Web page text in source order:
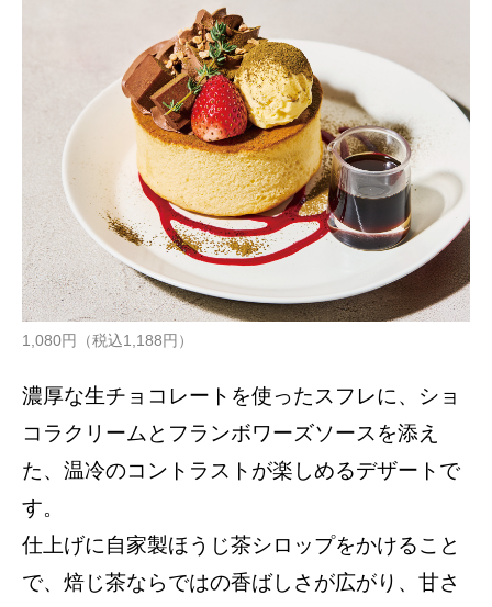
1,080円（税込1,188円）
濃厚な生チョコレートを使ったスフレに、ショ
コラクリームとフランボワーズソースを添え
た、温冷のコントラストが楽しめるデザートで
す。
仕上げに自家製ほうじ茶シロップをかけること
で、焙じ茶ならではの香ばしさが広がり、甘さ